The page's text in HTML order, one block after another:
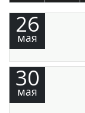
26
мая
30
мая